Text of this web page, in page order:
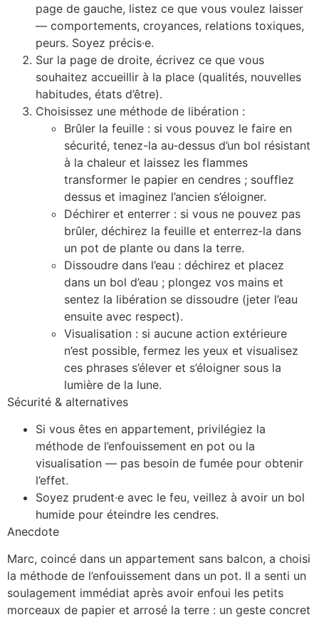
page de gauche, listez ce que vous voulez laisser
— comportements, croyances, relations toxiques,
peurs. Soyez précis·e.
Sur la page de droite, écrivez ce que vous
souhaitez accueillir à la place (qualités, nouvelles
habitudes, états d’être).
Choisissez une méthode de libération :
Brûler la feuille : si vous pouvez le faire en
sécurité, tenez-la au‑dessus d’un bol résistant
à la chaleur et laissez les flammes
transformer le papier en cendres ; soufflez
dessus et imaginez l’ancien s’éloigner.
Déchirer et enterrer : si vous ne pouvez pas
brûler, déchirez la feuille et enterrez‑la dans
un pot de plante ou dans la terre.
Dissoudre dans l’eau : déchirez et placez
dans un bol d’eau ; plongez vos mains et
sentez la libération se dissoudre (jeter l’eau
ensuite avec respect).
Visualisation : si aucune action extérieure
n’est possible, fermez les yeux et visualisez
ces phrases s’élever et s’éloigner sous la
lumière de la lune.
Sécurité & alternatives
Si vous êtes en appartement, privilégiez la
méthode de l’enfouissement en pot ou la
visualisation — pas besoin de fumée pour obtenir
l’effet.
Soyez prudent·e avec le feu, veillez à avoir un bol
humide pour éteindre les cendres.
Anecdote
Marc, coincé dans un appartement sans balcon, a choisi
la méthode de l’enfouissement dans un pot. Il a senti un
soulagement immédiat après avoir enfoui les petits
morceaux de papier et arrosé la terre : un geste concret